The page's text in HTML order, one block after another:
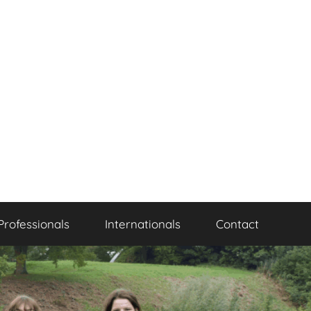
Internationals Contact